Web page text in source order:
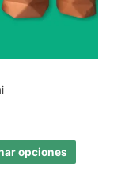
opciones